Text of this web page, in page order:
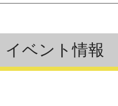
イベント情報